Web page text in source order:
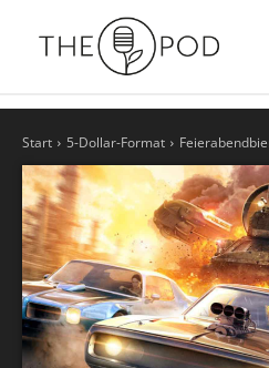
Start 5-Dollar-Format